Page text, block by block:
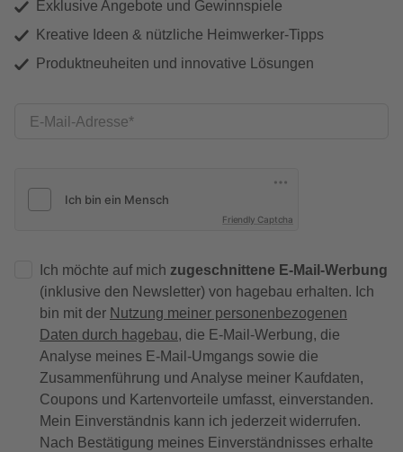
Exklusive Angebote und Gewinnspiele
Kreative Ideen & nützliche Heimwerker-Tipps
Produktneuheiten und innovative Lösungen
E-Mail-Adresse
Friendly Captcha
Ich möchte auf mich zugeschnittene E-Mail-Werbung
(inklusive den Newsletter) von hagebau erhalten. Ich
bin mit der Nutzung meiner personenbezogenen
Daten durch hagebau, die E-Mail-Werbung, die
Analyse meines E-Mail-Umgangs sowie die
Zusammenführung und Analyse meiner Kaufdaten,
Coupons und Kartenvorteile umfasst, einverstanden.
Mein Einverständnis kann ich jederzeit widerrufen.
Nach Bestätigung meines Einverständnisses erhalte